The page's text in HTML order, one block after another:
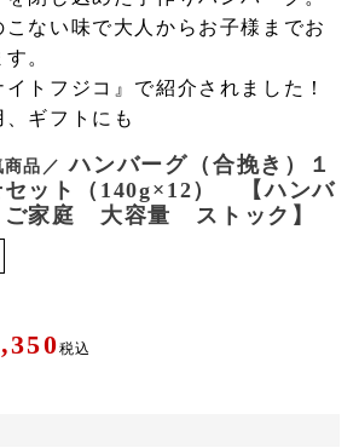
ない味で大人からお子様までお
。
トフジコ』で紹介されました！
ギフトにも
品／ ハンバーグ（合挽き）１
セット（140g×12） 【ハンバ
家庭 大容量 ストック】
税込